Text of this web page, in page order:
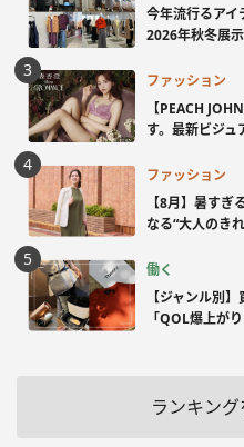
今年流行るア
2026年秋冬展
ファッション
【PEACH
す。最新ビジュ
ファッション
【8月】暑す
なる“大人のき
働く
【ジャンル別
「QOL爆上が
ランキン